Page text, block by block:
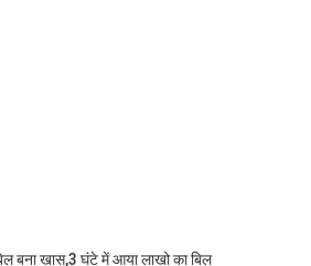
बना खास,3 घंटे में आया लाखो का बिल